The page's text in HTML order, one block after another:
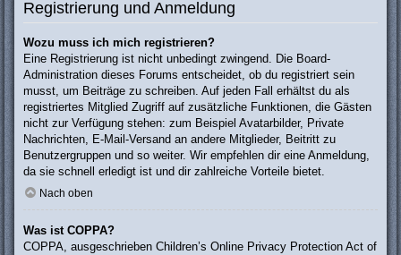
Registrierung und Anmeldung
Wozu muss ich mich registrieren?
Eine Registrierung ist nicht unbedingt zwingend. Die Board-
Administration dieses Forums entscheidet, ob du registriert sein
musst, um Beiträge zu schreiben. Auf jeden Fall erhältst du als
registriertes Mitglied Zugriff auf zusätzliche Funktionen, die Gästen
nicht zur Verfügung stehen: zum Beispiel Avatarbilder, Private
Nachrichten, E-Mail-Versand an andere Mitglieder, Beitritt zu
Benutzergruppen und so weiter. Wir empfehlen dir eine Anmeldung,
da sie schnell erledigt ist und dir zahlreiche Vorteile bietet.
Nach oben
Was ist COPPA?
COPPA, ausgeschrieben Children’s Online Privacy Protection Act of